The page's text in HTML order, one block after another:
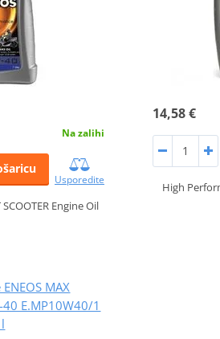
Na zalihi
Usporedite
Engine Oil
14,58 €
High
MAX
E.MP10W40/1